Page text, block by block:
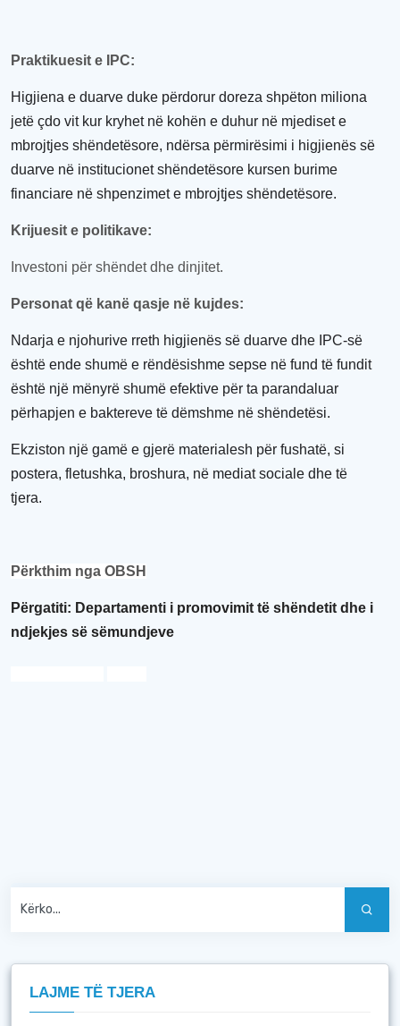
Praktikuesit e IPC:
Higjiena e duarve duke përdorur doreza shpëton miliona
jetë çdo vit kur kryhet në kohën e duhur në mjediset e
mbrojtjes shëndetësore, ndërsa përmirësimi i higjienës së
duarve në institucionetshëndetësore kursen burime
financiare në shpenzimet e mbrojtjes shëndetësore.
Krijuesit e politikave:
Investoni për shëndet dhe dinjitet.
Personat që kanë qasje në kujdes:
Ndarja e njohurive rreth higjienës së duarve dhe IPC-së
është ende shumë e rëndësishme sepse në fund të fundit
është një mënyrë shumë efektive për ta parandaluar
përhapjen e baktereve të dëmshme në shëndetësi.
Ekziston një gamë e gjerë materialesh për fushatë, si
postera, fletushka, broshura, në mediatsociale dhe të
tjera.
Përkthim nga OBSH
Përgatiti: Departamenti i promovimit të shëndetit dhe i
ndjekjes së sëmundjeve
LAJME TË TJERA